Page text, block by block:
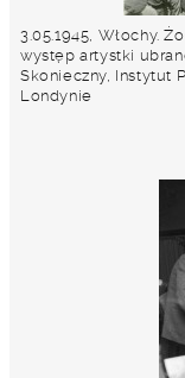
3.05.1945, Włochy.
występ artystki
Skonieczny, Instytut
Londynie